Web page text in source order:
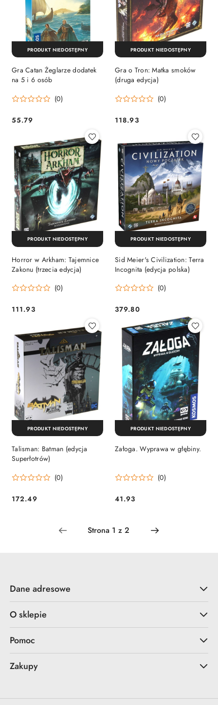
Gra Catan Żeglarze dodatek
na 5 i 6 osób
(0)
Cena:
55.79
PRODUKT NIEDOSTĘPNY
Gra o Tron: Matka smoków
(druga edycja)
(0)
Cena:
118.93
PRODUKT NIEDOSTĘPNY
Horror w Arkham: Tajemnice
Zakonu (trzecia edycja)
(0)
Cena:
111.93
PRODUKT NIEDOSTĘPNY
Sid Meier's Civilization: Terra
Incognita (edycja polska)
(0)
Cena:
379.80
PRODUKT NIEDOSTĘPNY
Talisman: Batman (edycja
Superłotrów)
(0)
Cena:
172.49
PRODUKT NIEDOSTĘPNY
Załoga. Wyprawa w głębiny.
(0)
Cena:
41.93
PRODUKT NIEDOSTĘPNY
Dane adresowe
O sklepie
Pomoc
Zakupy